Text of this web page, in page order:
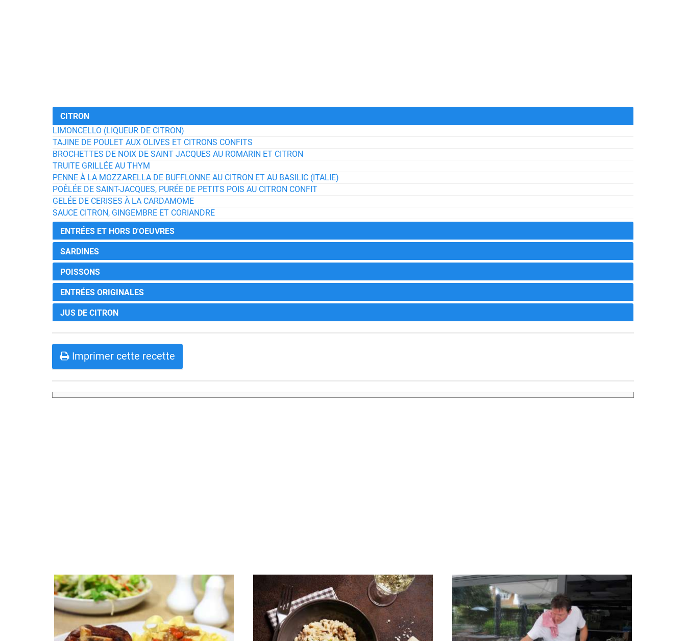
CITRON
LIMONCELLO (LIQUEUR DE CITRON)
TAJINE DE POULET AUX OLIVES ET CITRONS CONFITS
BROCHETTES DE NOIX DE SAINT JACQUES AU ROMARIN ET CITRON
TRUITE GRILLÉE AU THYM
PENNE À LA MOZZARELLA DE BUFFLONNE AU CITRON ET AU BASILIC (ITALIE)
POÊLÉE DE SAINT-JACQUES, PURÉE DE PETITS POIS AU CITRON CONFIT
GELÉE DE CERISES À LA CARDAMOME
SAUCE CITRON, GINGEMBRE ET CORIANDRE
ENTRÉES ET HORS D'OEUVRES
SARDINES
POISSONS
ENTRÉES ORIGINALES
JUS DE CITRON
Imprimer cette recette